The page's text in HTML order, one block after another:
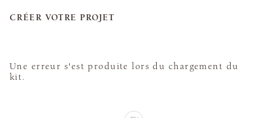
CRÉER VOTRE PROJET
Une erreur s'est produite lors du chargement du
kit.